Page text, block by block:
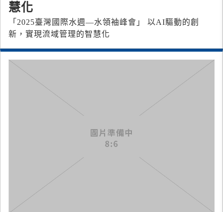
慧化
「2025臺灣國際水週—水領袖峰會」 以AI驅動的創
新，實現流域管理的智慧化